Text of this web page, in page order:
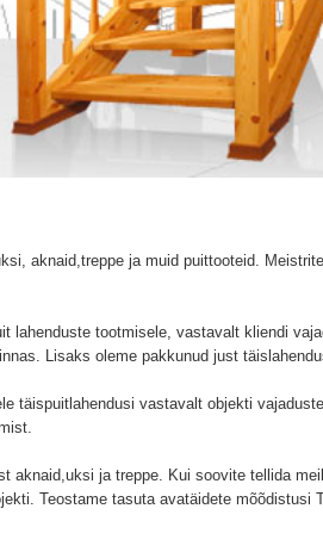
aknaid,treppe ja muid puittooteid.
lahenduste tootmisele, vastavalt kliendi
Lisaks oleme pakkunud just
täispuitlahendusi vastavalt objekti
aknaid,uksi ja treppe. Kui soovite tellida
Teostame tasuta avatäidete